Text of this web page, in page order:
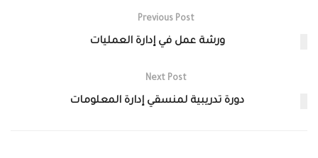
Previous Post
ورشة عمل في إدارة العمليات
Next Post
دورة تدريبية لمنسقي إدارة المعلومات